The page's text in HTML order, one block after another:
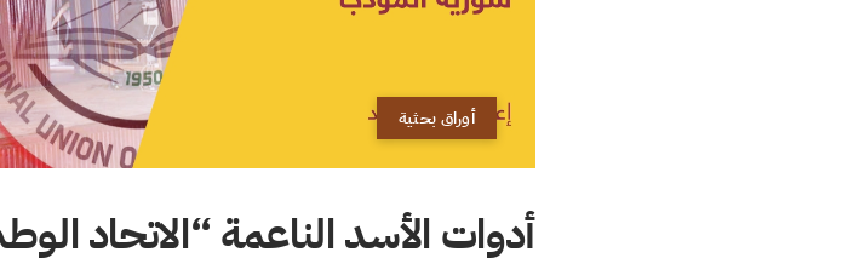
أوراق بحثية
أدوات الأسد الناعمة “الاتحاد